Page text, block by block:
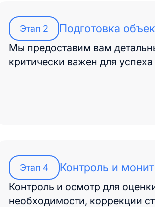
Этап 2 Подготовка
Мы предоставим вам
критически важен для успеха
Этап 4 Контроль и
Контроль и осмотр для
необходимости, коррекции